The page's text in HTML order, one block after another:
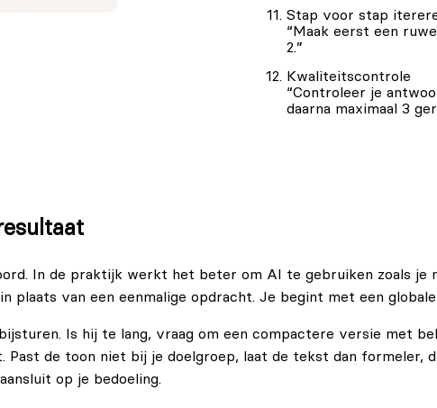
Stap voor stap
“Maak eerst een
2.”
Kwaliteitscontrole
“Controleer je
daarna maximaal 3
In de praktijk werkt het beter om AI te gebruiken zoals je
plaats van een eenmalige opdracht. Je begint met een
Is hij te lang, vraag om een compactere versie met
de toon niet bij je doelgroep, laat de tekst dan
op je bedoeling.